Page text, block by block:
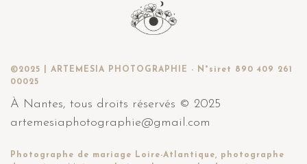
©2025 | ARTEMESIA PHOTOGRAPHIE - N°siret 890 409 261
00025
À Nantes, tous droits réservés © 2025
artemesiaphotographie@gmail.com
Photographe de mariage Loire-Atlantique, photographe